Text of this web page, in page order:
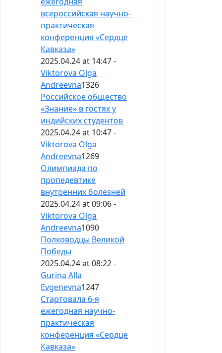
всероссийская научно-
практическая
конференция «Сердце
Кавказа»
2025.04.24 at 14:47 -
Viktorova Olga
Andreevna1326
Российское общество
«Знание» в гостях у
индийских студентов
2025.04.24 at 10:47 -
Viktorova Olga
Andreevna1269
Олимпиада по
пропедевтике
внутренних болезней
2025.04.24 at 09:06 -
Viktorova Olga
Andreevna1090
Полководцы Великой
Победы
2025.04.24 at 08:22 -
Gurina Alla
Evgenevna1247
Стартовала 6-я
ежегодная научно-
практическая
конференция «Сердце
Кавказа»